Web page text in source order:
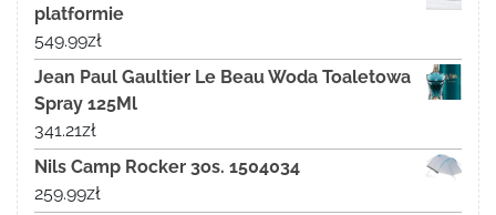
platformie
549.99zł
Jean Paul Gaultier Le Beau Woda Toaletowa
Spray 125Ml
341.21zł
Nils Camp Rocker 3os. 1504034
259.99zł